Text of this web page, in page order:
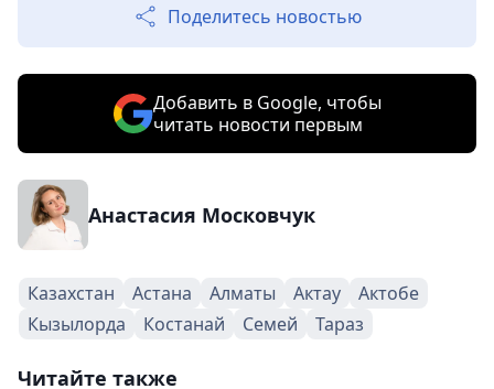
Поделитесь новостью
Добавить в Google, чтобы
читать новости первым
Анастасия Московчук
Казахстан Астана Алматы Актау
Актобе
Кызылорда
Костанай Семей Тараз
Читайте также